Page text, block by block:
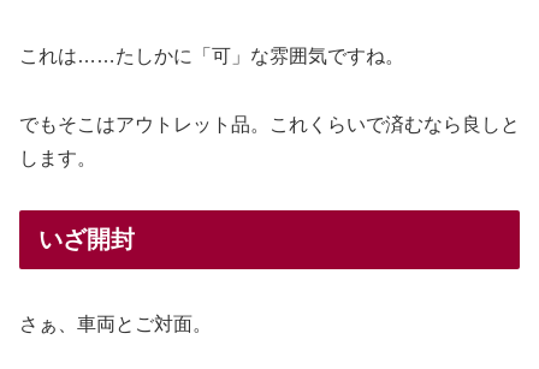
これは……たしかに「可」な雰囲気ですね。
でもそこはアウトレット品。これくらいで済むなら良しと
します。
いざ開封
さぁ、車両とご対面。